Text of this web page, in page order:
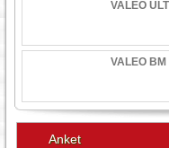
VALEO
VALEO
Anket